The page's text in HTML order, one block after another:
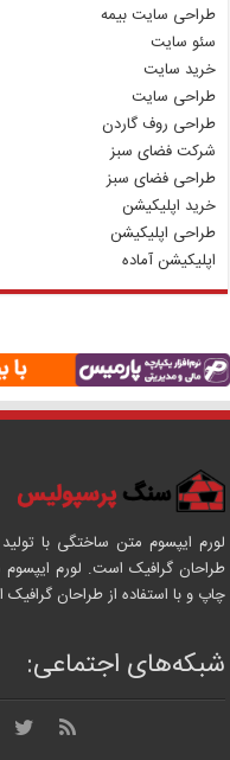
طراحی سایت بیمه
سئو سایت
خرید سایت
طراحی سایت
طراحی روف گاردن
شرکت فضای سبز
طراحی فضای سبز
خرید اپلیکیشن
طراحی اپلیکیشن
اپلیکیشن آماده
لورم ایپسوم متن ساختگی با
طراحان گرافیک است. لورم
چاپ و با استفاده از طراحان
شبکه‌های اجتماعی: